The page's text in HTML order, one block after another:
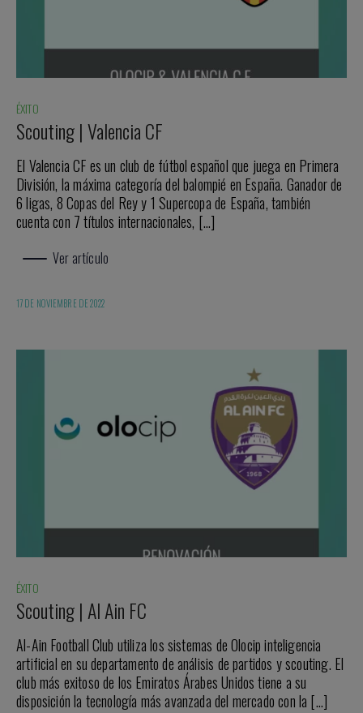
ÉXITO
Scouting | Valencia CF
El Valencia CF es un club de fútbol español que juega en Primera
División, la máxima categoría del balompié en España. Ganador de
6 ligas, 8 Copas del Rey y 1 Supercopa de España, también
cuenta con 7 títulos internacionales, […]
Ver artículo
17 DE NOVIEMBRE DE 2022
ÉXITO
Scouting | Al Ain FC
Al-Ain Football Club utiliza los sistemas de Olocip inteligencia
artificial en su departamento de análisis de partidos y scouting. El
club más exitoso de los Emiratos Árabes Unidos tiene a su
disposición la tecnología más avanzada del mercado con la […]